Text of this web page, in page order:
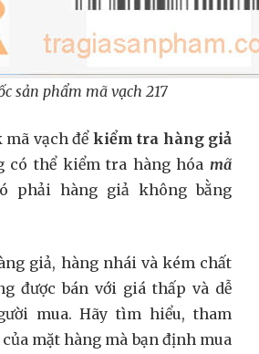
sản phẩm mã vạch 217
vạch để kiểm tra hàng giả
có thể kiểm tra hàng hóa mã
phải hàng giả không bằng
giả, hàng nhái và kém chất
được bán với giá thấp và dễ
mua. Hãy tìm hiểu, tham
mặt hàng mà bạn định mua